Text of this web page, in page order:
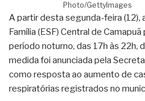
Photo/GettyImages
A partir desta segunda-feira (12),
Família (ESF) Central de
período noturno, das 17h às 22h,
medida foi anunciada pela
como resposta ao aumento de
respiratórias registrados no